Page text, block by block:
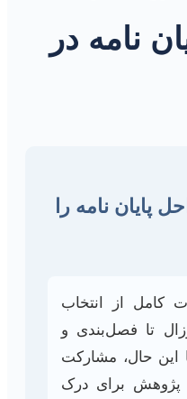
نامه در
پایان نامه را
کامل از انتخاب
تا فصل‌بندی و
این حال، مشارکت
پژوهش برای درک